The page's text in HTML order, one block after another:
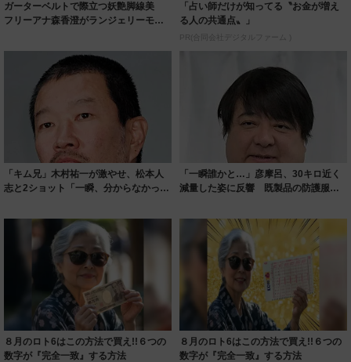
ガーターベルトで際立つ妖艶脚線美
フリーアナ森香澄がランジェリーモデ
「占い師だけが知ってる〝お金が増え
る人の共通点〟」
PR(合同会社デジタルファーム )
「キム兄」木村祐一が激やせ、松本人
志と2ショット「一瞬、分からなかった
「一瞬誰かと…」彦摩呂、30キロ近く
減量した姿に反響 既製品の防護服が
８月のロト6はこの方法で買え!!６つの
数字が『完全一致』する方法
８月のロト6はこの方法で買え!!６つの
数字が『完全一致』する方法